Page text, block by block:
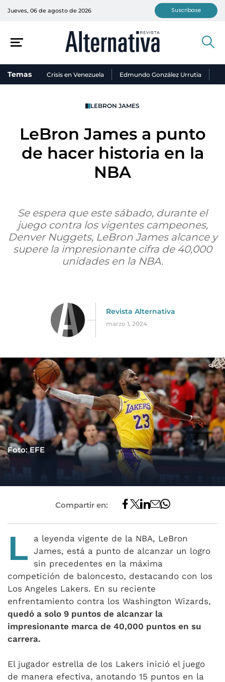
Jueves, 06 de agosto de 2026 Suscríbase
Temas Crisis en Venezuela Edmundo González Urrutia
LEBRON JAMES
LeBron James a punto
de hacer historia en la
NBA
Se espera que este sábado, durante el
juego contra los vigentes campeones,
Denver Nuggets, LeBron James alcance y
supere la impresionante cifra de 40,000
unidades en la NBA.
Revista Alternativa
marzo 1, 2024
Foto: EFE
Compartir en:
L
a leyenda vigente de la NBA, LeBron
James, está a punto de alcanzar un logro
sin precedentes en la máxima
competición de baloncesto, destacando con los
Los Angeles Lakers. En su reciente
enfrentamiento contra los Washington Wizards,
quedó a solo 9 puntos de alcanzar la
impresionante marca de 40,000 puntos en su
carrera.
El jugador estrella de los Lakers inició el juego
de manera efectiva, anotando 15 puntos en la